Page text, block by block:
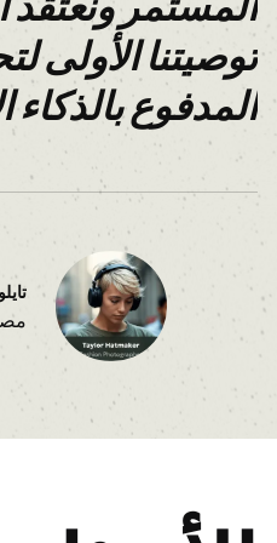
توصيتنا الأولى
المدفوع